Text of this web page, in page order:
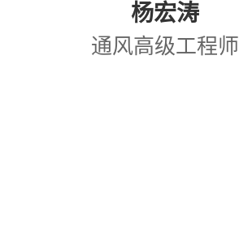
杨宏涛
通风高级工程师